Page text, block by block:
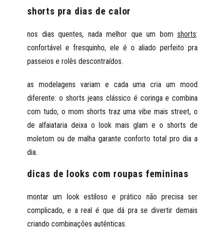
shorts pra dias de calor
nos dias quentes, nada melhor que um bom shorts:
confortável e fresquinho, ele é o aliado perfeito pra
passeios e rolês descontraídos.
as modelagens variam e cada uma cria um mood
diferente: o shorts jeans clássico é coringa e combina
com tudo, o mom shorts traz uma vibe mais street, o
de alfaiataria deixa o look mais glam e o shorts de
moletom ou de malha garante conforto total pro dia a
dia.
dicas de looks com roupas femininas
montar um look estiloso e prático não precisa ser
complicado, e a real é que dá pra se divertir demais
criando combinações autênticas.